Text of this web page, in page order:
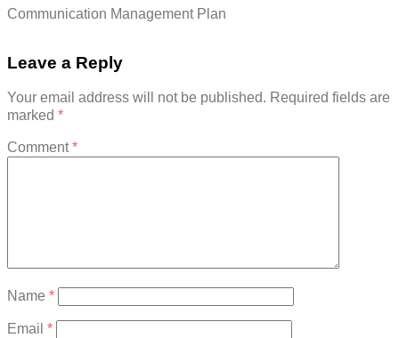
Communication Management Plan
Leave a Reply
Your email address will not be published. Required fields are
marked *
Comment*
Name *
Email *